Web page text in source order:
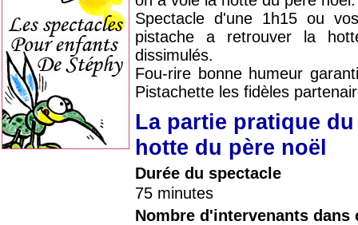
Spectacle d'une 1h15 ou
pistache a retrouver la
dissimulés.
Fou-rire bonne humeur
Pistachette les fidèles
La partie pratique
hotte du père noël
Durée du spectacle
75 minutes
Nombre d'intervenants dans